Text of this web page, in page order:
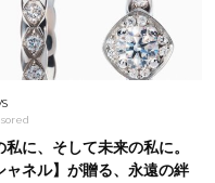
ポサン】人気確定！40代
イン〉コーデ5選
私に、そして未来の私に。
ャネル】が贈る、永遠の絆